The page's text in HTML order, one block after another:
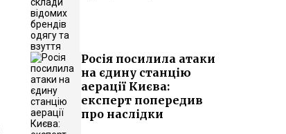
Росія посилила атаки
на єдину станцію
аерації Києва:
експерт попередив
про наслідки